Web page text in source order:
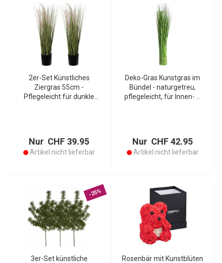
2er-Set Künstliches
Ziergras 55cm -
Pflegeleicht für dunkle
Nur CHF 39.95
Artikel nicht lieferbar
Deko-Gras Kunstgras im
Bündel - naturgetreu,
pflegeleicht, für Innen- &
Nur CHF 42.95
Artikel nicht lieferbar
-25%
3er-Set künstliche
Rosenbär mit Kunstblüten